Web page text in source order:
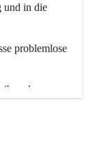
und in die
problemlose
der